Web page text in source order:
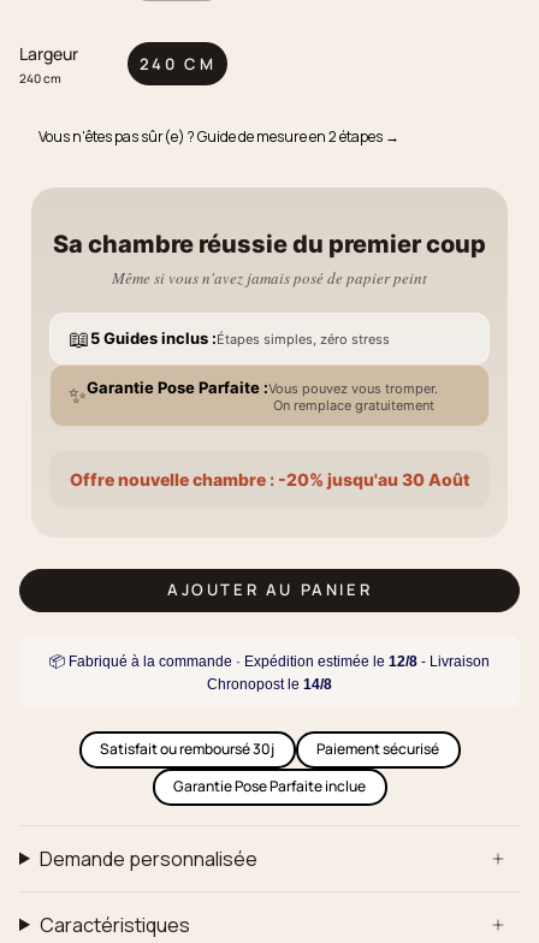
Largeur
240 cm
240 CM
Vous n'êtes pas sûr(e) ? Guide de mesure en 2 étapes →
Sa chambre réussie du premier coup
Même si vous n'avez jamais posé de papier peint
📖5 Guides inclus :Étapes simples, zéro stress
✨Garantie Pose Parfaite :Vous pouvez vous tromper.
On remplace gratuitement
Offre nouvelle chambre : -20% jusqu'au 30 Août
AJOUTER AU PANIER
📦 Fabriqué à la commande · Expédition estimée le 12/8 - Livraison
Chronopost le 14/8
Satisfait ou remboursé 30j
Paiement sécurisé
Garantie Pose Parfaite inclue
Demande personnalisée
Caractéristiques